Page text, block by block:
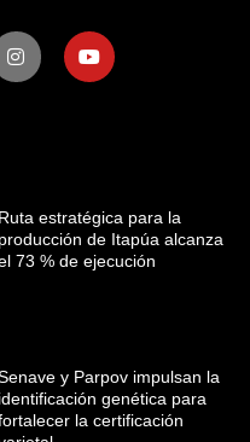
Ruta estratégica para la
producción de Itapúa alcanza
73 % de ejecución
y Parpov impulsan la
identificación genética para
la certificación